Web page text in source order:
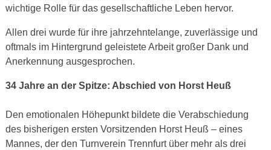
wichtige Rolle für das gesellschaftliche Leben hervor.
Allen drei wurde für ihre jahrzehntelange, zuverlässige und
oftmals im Hintergrund geleistete Arbeit großer Dank und
Anerkennung ausgesprochen.
34 Jahre an der Spitze: Abschied von Horst Heuß
Den emotionalen Höhepunkt bildete die Verabschiedung
des bisherigen ersten Vorsitzenden Horst Heuß – eines
Mannes, der den Turnverein Trennfurt über mehr als drei